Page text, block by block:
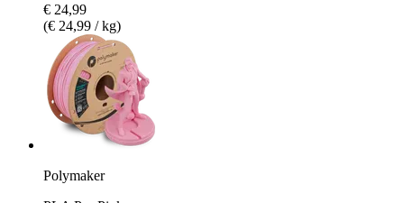
€ 24,99
(€ 24,99 / kg)
Polymaker